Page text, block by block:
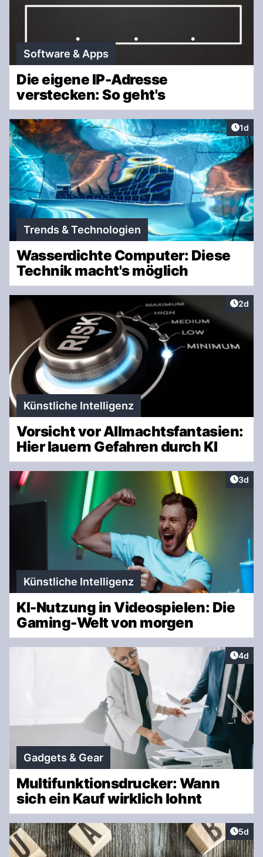
Software & Apps
Die eigene IP-Adresse
verstecken: So geht's
1d
Trends & Technologien
Wasserdichte Computer: Diese
Technik macht's möglich
2d
Künstliche Intelligenz
Vorsicht vor Allmachtsfantasien:
Hier lauern Gefahren durch KI
3d
Künstliche Intelligenz
KI-Nutzung in Videospielen: Die
Gaming-Welt von morgen
4d
Gadgets & Gear
Multifunktionsdrucker: Wann
sich ein Kauf wirklich lohnt
5d